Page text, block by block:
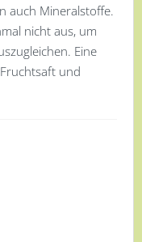
auch Mineralstoffe.
nicht aus, um
Eine
und